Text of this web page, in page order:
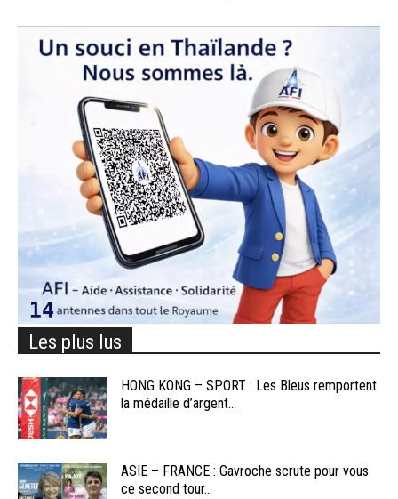
Les plus lus
HONG KONG – SPORT : Les Bleus remportent
la médaille d’argent...
ASIE – FRANCE : Gavroche scrute pour vous
ce second tour...